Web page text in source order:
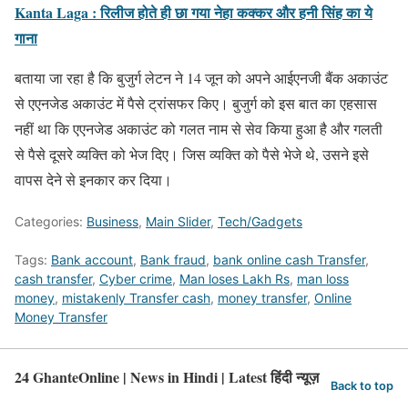
Kanta Laga : रिलीज होते ही छा गया नेहा कक्कर और हनी सिंह का ये
गाना
बताया जा रहा है कि बुजुर्ग लेटन ने 14 जून को अपने आईएनजी बैंक अकाउंट
से एएनजेड अकाउंट में पैसे ट्रांसफर किए। बुजुर्ग को इस बात का एहसास
नहीं था कि एएनजेड अकाउंट को गलत नाम से सेव किया हुआ है और गलती
से पैसे दूसरे व्यक्ति को भेज दिए। जिस व्यक्ति को पैसे भेजे थे, उसने इसे
वापस देने से इनकार कर दिया।
Categories: Business, Main Slider, Tech/Gadgets
Tags: Bank account, Bank fraud, bank online cash Transfer,
cash transfer, Cyber crime, Man loses Lakh Rs, man loss
money, mistakenly Transfer cash, money transfer, Online
Money Transfer
24 GhanteOnline | News in Hindi | Latest हिंदी न्यूज़ Back to top